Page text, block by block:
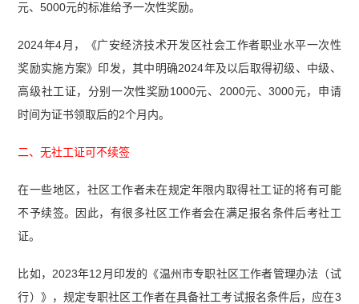
元、5000元的标准给予一次性奖励。
2024年4月，《广安经济技术开发区社会工作者职业水平一次性
奖励实施方案》印发，其中明确2024年及以后取得初级、中级、
高级社工证，分别一次性奖励1000元、2000元、3000元，申请
时间为证书领取后的2个月内。
二、无社工证可不续签
在一些地区，社区工作者未在规定年限内取得社工证的将有可能
不予续签。因此，有很多社区工作者会在满足报名条件后考社工
证。
比如，2023年12月印发的《温州市专职社区工作者管理办法（试
行）》，规定专职社区工作者在具备社工考试报名条件后，应在3